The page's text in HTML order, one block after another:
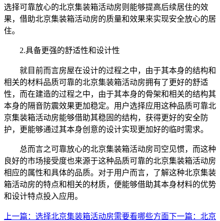
选择可靠放心的北京集装箱活动房则能够提高后续居住的效
果，借助北京集装箱活动房的质量和效果来实现安全放心的居
住。
2.具备更强的舒适性和设计性
就目前而言房屋在设计的过程之中，由于其本身的结构和
相关的材料品质可靠的北京集装箱活动房拥有了更好的舒适
性，而在建造的过程之中，由于其本身的骨架和相关的结构其
本身的隔音防震效果更加稳定。用户选择应用这种品质可靠北
京集装箱活动房能够借助其稳固的结构，获得更好的安全防
护，更能够通过其本身创意的设计实现更加好的临时需求。
总而言之可靠放心的北京集装箱活动房司空见惯，而这种
良好的市场接受度也来源于这种品质可靠的北京集装箱活动房
相应的属性和具体的品质。对于用户而言，了解这种北京集装
箱活动房的特点和相关的材质，便能够借助其本身材料的优势
和设计特点投入应用。
上一篇： 选择北京集装箱活动房需要看哪些方面下一篇： 北京